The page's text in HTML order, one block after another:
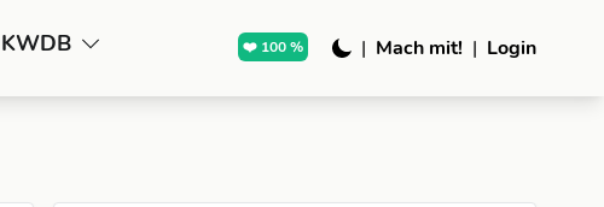
KWDB ❤️ 100 % | Mach mit! | Login